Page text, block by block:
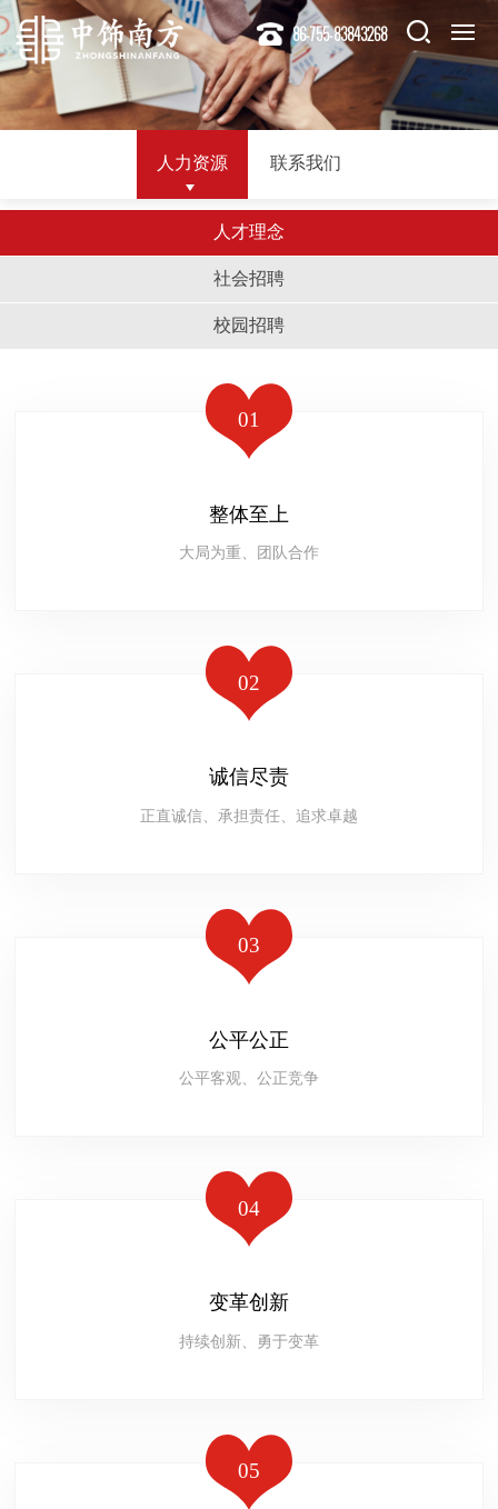
86-755-83843268
人力资源 联系我们
人才理念
社会招聘
校园招聘
01
整体至上
大局为重、团队合作
02
诚信尽责
正直诚信、承担责任、追求卓越
03
公平公正
公平客观、公正竞争
04
变革创新
持续创新、勇于变革
05